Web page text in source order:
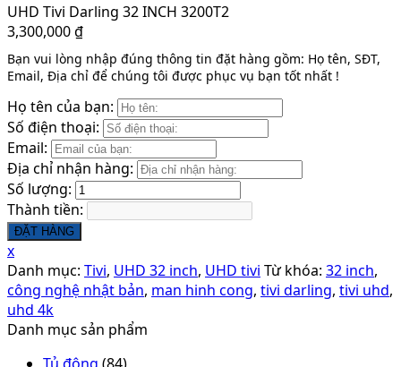
UHD Tivi Darling 32 INCH 3200T2
3,300,000₫
Bạn vui lòng nhập đúng thông tin đặt hàng gồm: Họ tên, SĐT,
Email, Địa chỉ để chúng tôi được phục vụ bạn tốt nhất !
Họ tên của bạn:
Số điện thoại:
Email:
Địa chỉ nhận hàng:
Số lượng:
Thành tiền:
ĐẶT HÀNG
x
Danh mục: Tivi, UHD 32 inch, UHD tivi Từ khóa: 32 inch,
công nghệ nhật bản, man hinh cong, tivi darling, tivi uhd,
uhd 4k
Danh mục sản phẩm